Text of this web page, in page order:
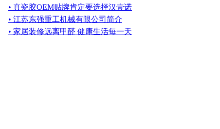
• 真瓷胶OEM贴牌肯定要选择汉壹诺
• 江苏东强重工机械有限公司简介
• 家居装修远离甲醛 健康生活每一天